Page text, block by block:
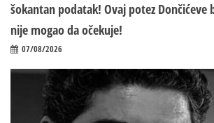
šokantan podatak! Ovaj potez Dončićeve
nije mogao da očekuje!
07/08/2026